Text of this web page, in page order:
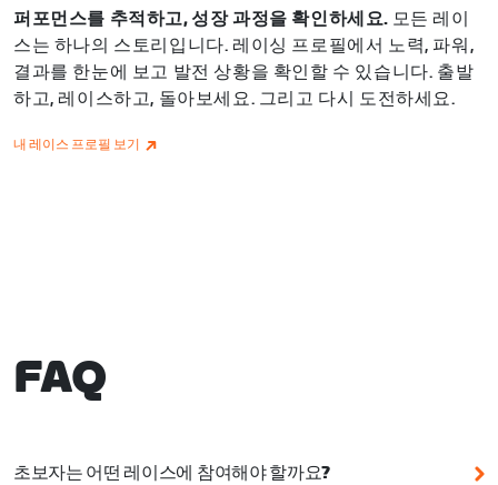
퍼포먼스를 추적하고, 성장 과정을 확인하세요. 모든 레이
스는 하나의 스토리입니다. 레이싱 프로필에서 노력, 파워,
결과를 한눈에 보고 발전 상황을 확인할 수 있습니다. 출발
하고, 레이스하고, 돌아보세요. 그리고 다시 도전하세요.
내 레이스 프로필 보기
FAQ
초보자는 어떤 레이스에 참여해야 할까요?